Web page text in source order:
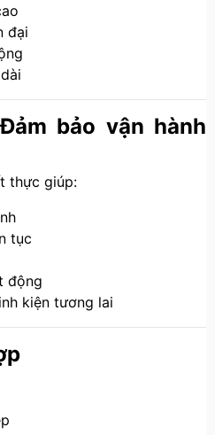
đại
bảo vận hành
thực giúp:
tục
động
kiện tương lai